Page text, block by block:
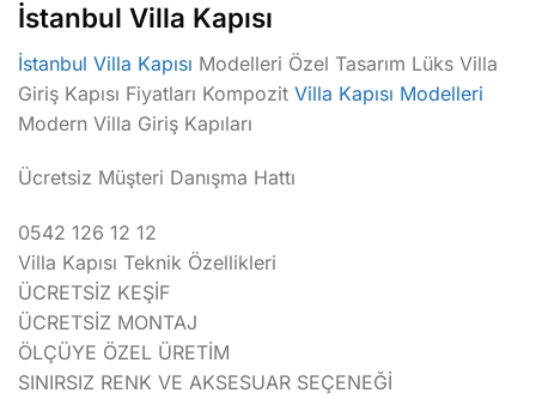
İstanbul Villa Kapısı
İstanbul Villa Kapısı Modelleri Özel Tasarım Lüks Villa
Giriş Kapısı Fiyatları Kompozit Villa Kapısı Modelleri
Modern Villa Giriş Kapıları
Ücretsiz Müşteri Danışma Hattı
0542 126 12 12
Villa Kapısı Teknik Özellikleri
ÜCRETSİZ KEŞİF
ÜCRETSİZ MONTAJ
ÖLÇÜYE ÖZEL ÜRETİM
SINIRSIZ RENK VE AKSESUAR SEÇENEĞİ